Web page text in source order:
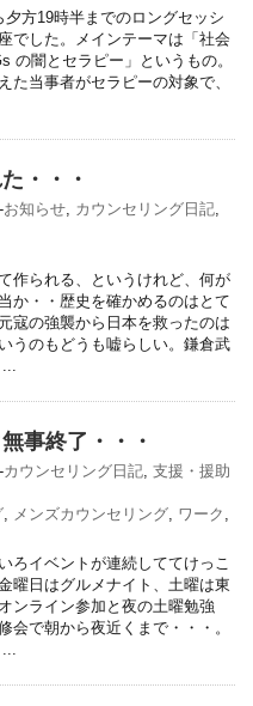
方19時半までのロングセッシ
でした。メインテーマは「社会
の闇とセラピー」というもの。
た当事者がセラピーの対象で、
・・・
-お知らせ, カウンセリング日記,
作られる、というけれど、何が
か・・歴史を確かめるのはとて
寇の強襲から日本を救ったのは
うのもどうも嘘らしい。鎌倉武
事終了・・・
-カウンセリング日記, 支援・援助
, メンズカウンセリング, ワーク ,
ろイベントが連続しててけっこ
曜日はグルメナイト、土曜は東
ンライン参加と夜の土曜勉強
会で朝から夜近くまで・・・。